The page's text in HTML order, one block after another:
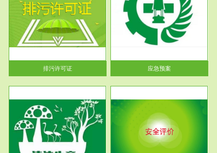
排污许可证
应急预案
根据《中华人民共和国环境保护
法》第十九条 企业事业单位应
当按照...
应急预案
服务范围
安全评价